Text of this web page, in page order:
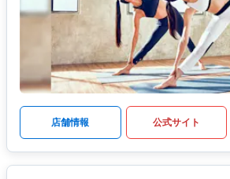
店舗情報 公式サイト